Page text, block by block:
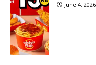
June 4, 2026